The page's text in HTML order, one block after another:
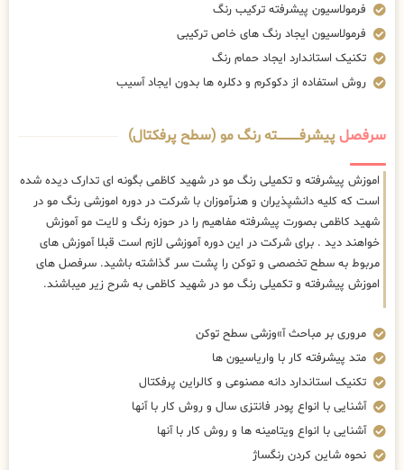
فرمولاسیون پیشرفته ترکیب رنگ
فرمولاسیون ایجاد رنگ های خاص ترکیبی
تکنیک استاندارد ایجاد حمام رنگ
روش استفاده از دکوکرم و دکلره ها بدون ایجاد آسیب
سرفصلپیشرفــــــــــــته رنگ مو (سطح پرفکتال)
اموزش پیشرفته و تکمیلی رنگ مو در شهید کاظمی بگونه ای تدارک دیده شده
است که کلیه دانشپذیران و هنرآموزان با شرکت در دوره اموزشی رنگ مو در
شهید کاظمی بصورت پیشرفته مفاهیم را در حوزه رنگ و لایت مو آموزش
خواهند دید . برای شرکت در این دوره آموزشی لازم است قبلا آموزش های
مربوط به سطح تخصصی و توکن را پشت سر گذاشته باشید. سرفصل های
اموزش پیشرفته و تکمیلی رنگ مو در شهید کاظمی به شرح زیر میباشند.
مروری بر مباحث آ»وزشی سطح توکن
متد پیشرفته کار با واریاسیون ها
تکنیک استاندارد دانه مصنوعی و کالراین پرفکتال
آشنایی با انواع پودر فانتزی سال و روش کار با آنها
آشنایی با انواع ویتامینه ها و روش کار با آنها
نحوه شاین کردن رنگساژ